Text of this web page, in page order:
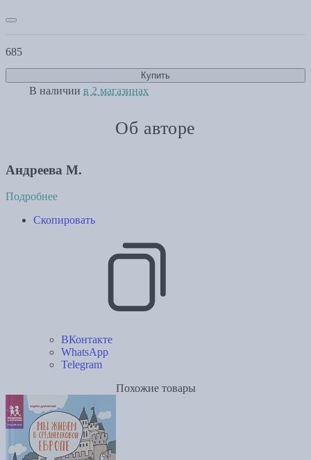
685
Купить
В наличии в 2 магазинах
Об авторе
Андреева М.
Подробнее
Скопировать
ВКонтакте
WhatsApp
Telegram
Похожие товары